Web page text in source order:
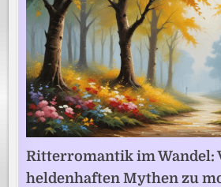
Ritterromantik im Wandel:
heldenhaften Mythen zu